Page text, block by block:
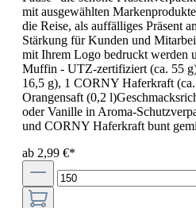
mit ausgewählten
die Reise, als auffälliges Präsent
Stärkung für Kunden und
mit Ihrem Logo bedruckt werden
Muffin - UTZ-zertifiziert (ca. 55
16,5 g), 1 CORNY Haferkraft
Orangensaft (0,2
oder Vanille in Aroma-
und CORNY Haferkraft bunt
ab 2,99 €*